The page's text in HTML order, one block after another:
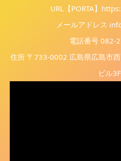
URL【PORTA】
メールアドレス
電話番号 082-
住所 〒733-0002 広島県広島市
ビル3F